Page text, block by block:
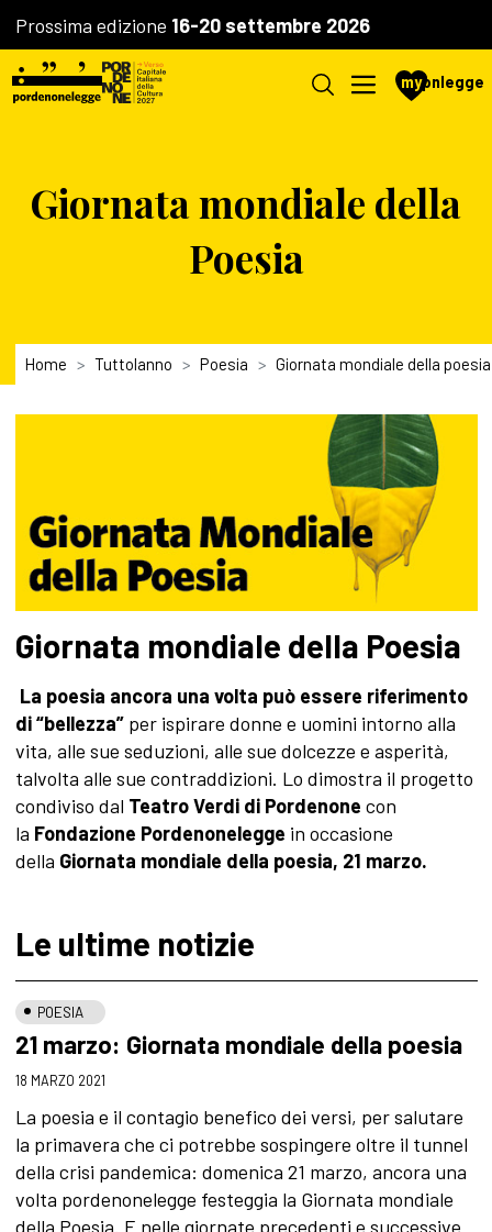
Prossima edizione 16-20 settembre 2026
mypnlegge
Giornata mondiale della
Poesia
Home Tuttolanno Poesia Giornata mondiale della poesia
Giornata mondiale della Poesia
La poesia ancora una volta può essere riferimento
di “bellezza” per ispirare donne e uomini intorno alla
vita, alle sue seduzioni, alle sue dolcezze e asperità,
talvolta alle sue contraddizioni. Lo dimostra il progetto
condiviso dal Teatro Verdi di Pordenone con
la Fondazione Pordenonelegge in occasione
della Giornata mondiale della poesia, 21 marzo.
Le ultime notizie
POESIA
21 marzo: Giornata mondiale della poesia
18 MARZO 2021
La poesia e il contagio benefico dei versi, per salutare
la primavera che ci potrebbe sospingere oltre il tunnel
della crisi pandemica: domenica 21 marzo, ancora una
volta pordenonelegge festeggia la Giornata mondiale
della Poesia. E nelle giornate precedenti e successive